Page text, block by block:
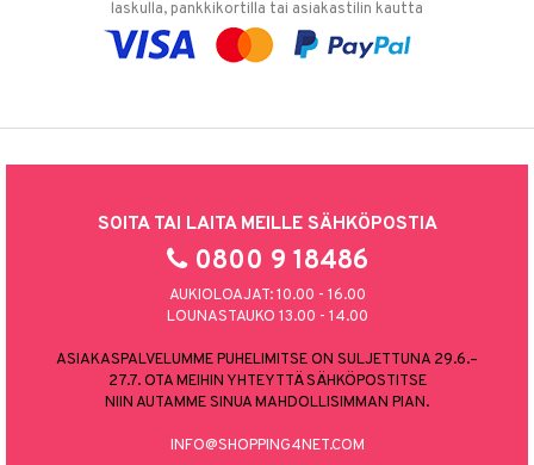
laskulla, pankkikortilla tai asiakastilin kautta
SOITA TAI LAITA MEILLE SÄHKÖPOSTIA
0800 9 18486
AUKIOLOAJAT: 10.00 - 16.00
LOUNASTAUKO 13.00 - 14.00
ASIAKASPALVELUMME PUHELIMITSE ON SULJETTUNA 29.6.–
27.7. OTA MEIHIN YHTEYTTÄ SÄHKÖPOSTITSE
NIIN AUTAMME SINUA MAHDOLLISIMMAN PIAN.
INFO@SHOPPING4NET.COM